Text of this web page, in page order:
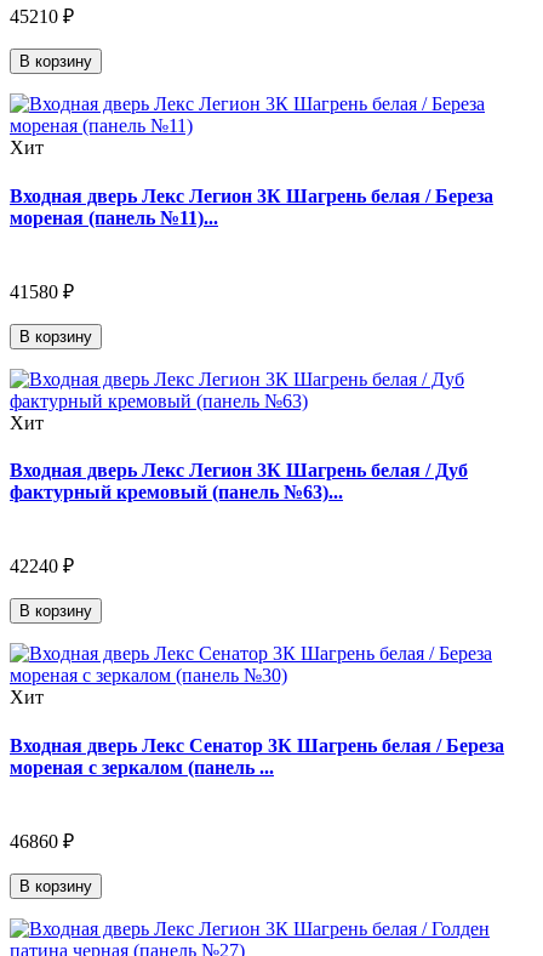
45210 ₽
В корзину
Хит
Входная дверь Лекс Легион 3К Шагрень белая / Береза
мореная (панель №11)...
41580 ₽
В корзину
Хит
Входная дверь Лекс Легион 3К Шагрень белая / Дуб
фактурный кремовый (панель №63)...
42240 ₽
В корзину
Хит
Входная дверь Лекс Сенатор 3К Шагрень белая / Береза
мореная с зеркалом (панель ...
46860 ₽
В корзину